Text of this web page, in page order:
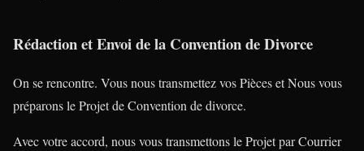
Rédaction et Envoi de la Convention de Divorce
On se rencontre. Vous nous transmettez vos Pièces et Nous vous
préparons le Projet de Convention de divorce.
Avec votre accord, nous vous transmettons le Projet par Courrier